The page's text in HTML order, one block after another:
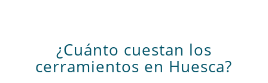
¿Cuánto cuestan los
cerramientos en Huesca?